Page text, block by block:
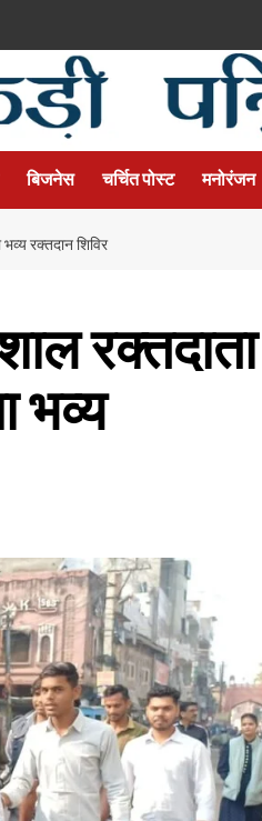
बिजनेस चर्चित पोस्ट मनोरंजन
रक्तदान शिविर
रक्तदाता
भव्य